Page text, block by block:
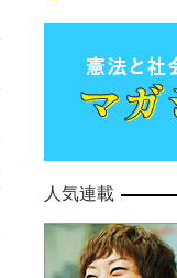
人気連載